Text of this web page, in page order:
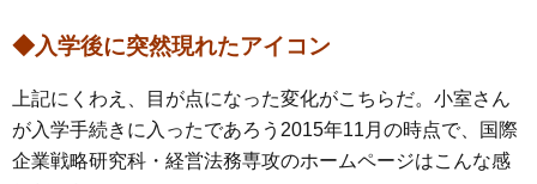
◆入学後に突然現れたアイコン
上記にくわえ、目が点になった変化がこちらだ。小室さん
が入学手続きに入ったであろう2015年11月の時点で、国際
企業戦略研究科・経営法務専攻のホームページはこんな感